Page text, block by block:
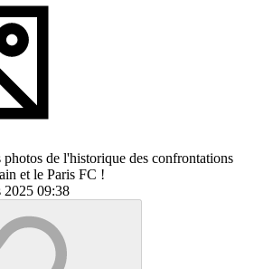
de l'historique des confrontations
et le Paris FC !
2025 09:38